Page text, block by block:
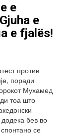
е
e
e fjalës!
против
поради
Мухамед
тоа што
бев во
се